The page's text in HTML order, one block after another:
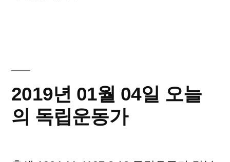
늘
의
독
2019년 01월 04일 오늘
의 독립운동가